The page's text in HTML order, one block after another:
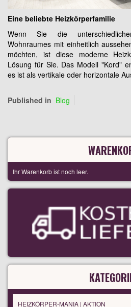
Eine beliebte Heizkörperfamilie
Wenn Sie die
Wohnraumes mit einheitlich
möchten, ist diese moderne
Lösung für Sie. Das Modell "Kord"
es ist als vertikale oder horizontale
Published in Blog
Ihr Warenkorb ist noch leer.
HEIZKÖRPER-MANIA | AKTION